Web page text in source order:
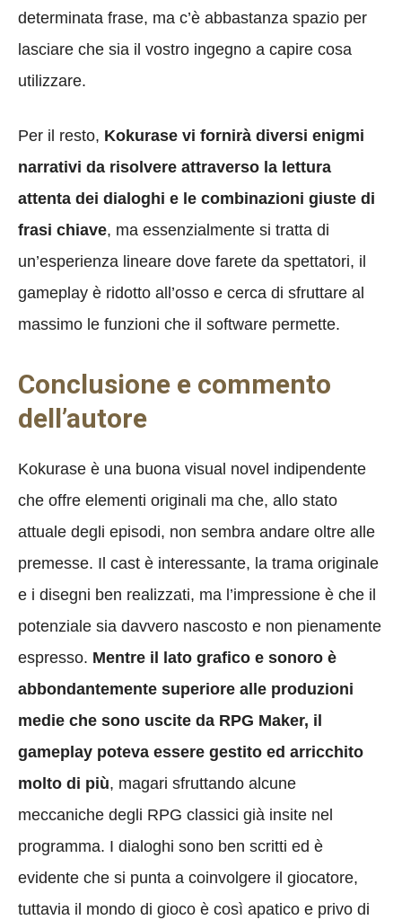
determinata frase, ma c’è abbastanza spazio per
lasciare che sia il vostro ingegno a capire cosa
utilizzare.
Per il resto, Kokurase vi fornirà diversi enigmi
narrativi da risolvere attraverso la lettura
attenta dei dialoghi e le combinazioni giuste di
frasi chiave, ma essenzialmente si tratta di
un’esperienza lineare dove farete da spettatori, il
gameplay è ridotto all’osso e cerca di sfruttare al
massimo le funzioni che il software permette.
Conclusione e commento
dell’autore
Kokurase è una buona visual novel indipendente
che offre elementi originali ma che, allo stato
attuale degli episodi, non sembra andare oltre alle
premesse. Il cast è interessante, la trama originale
e i disegni ben realizzati, ma l’impressione è che il
potenziale sia davvero nascosto e non pienamente
espresso. Mentre il lato grafico e sonoro è
abbondantemente superiore alle produzioni
medie che sono uscite da RPG Maker, il
gameplay poteva essere gestito ed arricchito
molto di più, magari sfruttando alcune
meccaniche degli RPG classici già insite nel
programma. I dialoghi sono ben scritti ed è
evidente che si punta a coinvolgere il giocatore,
tuttavia il mondo di gioco è così apatico e privo di